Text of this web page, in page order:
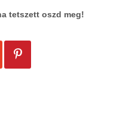
tetszett oszd meg!